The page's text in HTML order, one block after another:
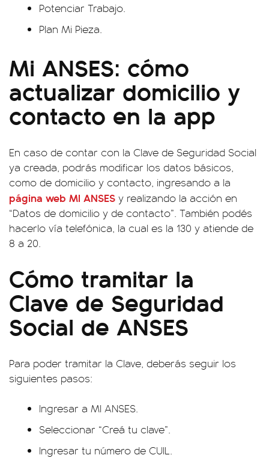
Potenciar Trabajo.
Plan Mi Pieza.
Mi ANSES: cómo
actualizar domicilio y
contacto en la app
En caso de contar con la Clave de Seguridad Social
ya creada, podrás modificar los datos básicos,
como de domicilio y contacto, ingresando a la
página web MI ANSES y realizando la acción en
“Datos de domicilio y de contacto”. También podés
hacerlo vía telefónica, la cual es la 130 y atiende de
8 a 20.
Cómo tramitar la
Clave de Seguridad
Social de ANSES
Para poder tramitar la Clave, deberás seguir los
siguientes pasos:
Ingresar a MI ANSES.
Seleccionar “Creá tu clave”.
Ingresar tu número de CUIL.